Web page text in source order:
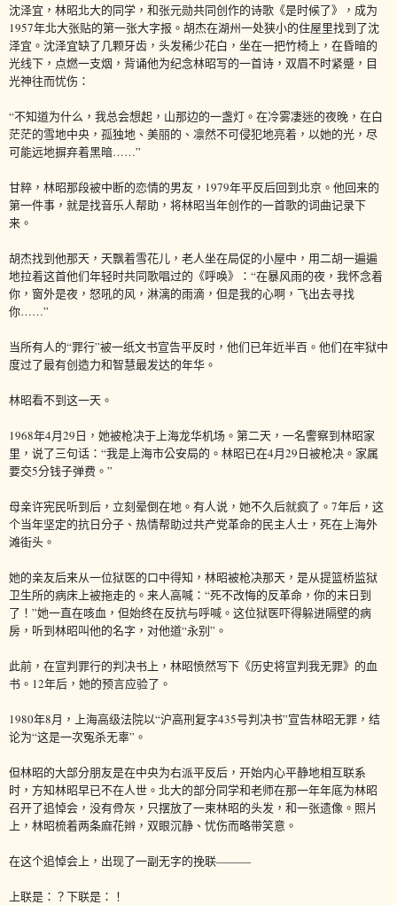
沈泽宜，林昭北大的同学，和张元勋共同创作的诗歌《是时候了》，成为
1957年北大张贴的第一张大字报。胡杰在湖州一处狭小的住屋里找到了沈
泽宜。沈泽宜缺了几颗牙齿，头发稀少花白，坐在一把竹椅上，在昏暗的
光线下，点燃一支烟，背诵他为纪念林昭写的一首诗，双眉不时紧蹙，目
光神往而忧伤：
“不知道为什么，我总会想起，山那边的一盏灯。在冷雾凄迷的夜晚，在白
茫茫的雪地中央，孤独地、美丽的、凛然不可侵犯地亮着，以她的光，尽
可能远地摒弃着黑暗……”
甘粹，林昭那段被中断的恋情的男友，1979年平反后回到北京。他回来的
第一件事，就是找音乐人帮助，将林昭当年创作的一首歌的词曲记录下
来。
胡杰找到他那天，天飘着雪花儿，老人坐在局促的小屋中，用二胡一遍遍
地拉着这首他们年轻时共同歌唱过的《呼唤》：“在暴风雨的夜，我怀念着
你，窗外是夜，怒吼的风，淋漓的雨滴，但是我的心啊，飞出去寻找
你……”
当所有人的“罪行”被一纸文书宣告平反时，他们已年近半百。他们在牢狱中
度过了最有创造力和智慧最发达的年华。
林昭看不到这一天。
1968年4月29日，她被枪决于上海龙华机场。第二天，一名警察到林昭家
里，说了三句话：“我是上海市公安局的。林昭已在4月29日被枪决。家属
要交5分钱子弹费。”
母亲许宪民听到后，立刻晕倒在地。有人说，她不久后就疯了。7年后，这
个当年坚定的抗日分子、热情帮助过共产党革命的民主人士，死在上海外
滩街头。
她的亲友后来从一位狱医的口中得知，林昭被枪决那天，是从提篮桥监狱
卫生所的病床上被拖走的。来人高喊：“死不改悔的反革命，你的末日到
了！”她一直在咳血，但始终在反抗与呼喊。这位狱医吓得躲进隔壁的病
房，听到林昭叫他的名字，对他道“永别”。
此前，在宣判罪行的判决书上，林昭愤然写下《历史将宣判我无罪》的血
书。12年后，她的预言应验了。
1980年8月，上海高级法院以“沪高刑复字435号判决书”宣告林昭无罪，结
论为“这是一次冤杀无辜”。
但林昭的大部分朋友是在中央为右派平反后，开始内心平静地相互联系
时，方知林昭早已不在人世。北大的部分同学和老师在那一年年底为林昭
召开了追悼会，没有骨灰，只摆放了一束林昭的头发，和一张遗像。照片
上，林昭梳着两条麻花辫，双眼沉静、忧伤而略带笑意。
在这个追悼会上，出现了一副无字的挽联———
上联是：？下联是：！